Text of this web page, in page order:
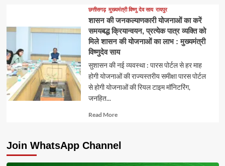
about
छत्तीसगढ़ मुख्यमंत्री विष्णु देव साय रायपुर
शासन की जनकल्याणकारी योजनाओं का करें
समयबद्ध क्रियान्वयन, प्रत्येक पात्र व्यक्ति को
मिले शासन की योजनाओं का लाभ : मुख्यमंत्री
विष्णुदेव साय
सुशासन की नई व्यवस्था : पारस पोर्टल से हर माह
होगी योजनाओं की राज्यस्तरीय समीक्षा पारस पोर्टल
से होगी योजनाओं की रियल टाइम मॉनिटरिंग,
जनहित...
Read MoreRead
Join WhatsApp Channel